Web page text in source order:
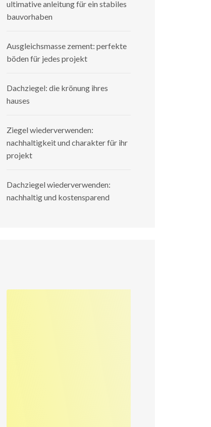
ultimative anleitung für ein stabiles
bauvorhaben
Ausgleichsmasse zement: perfekte
böden für jedes projekt
Dachziegel: die krönung ihres
hauses
Ziegel wiederverwenden:
nachhaltigkeit und charakter für ihr
projekt
Dachziegel wiederverwenden:
nachhaltig und kostensparend